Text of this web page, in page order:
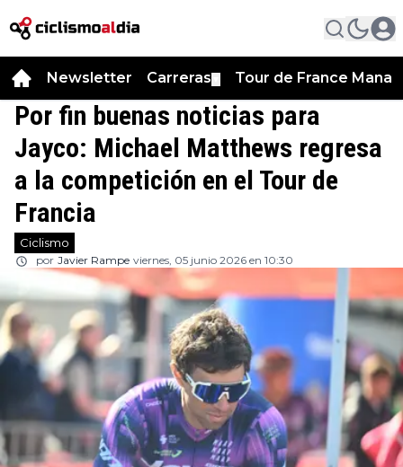
Newsletter Carreras Tour de France
Por fin buenas noticias para
Jayco: Michael Matthews regresa
a la competición en el Tour de
Francia
Ciclismo
por Javier Rampe viernes, 05 junio 2026 en 10:30